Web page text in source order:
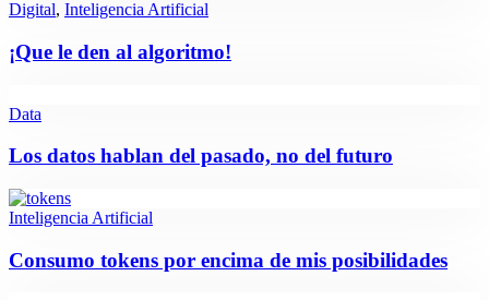
Digital, Inteligencia Artificial
¡Que le den al algoritmo!
Data
Los datos hablan del pasado, no del futuro
Inteligencia Artificial
Consumo tokens por encima de mis posibilidades